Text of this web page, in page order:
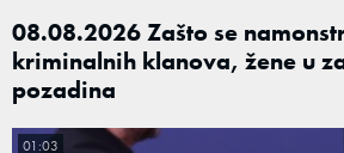
08.08.2026 Zašto se
kriminalnih klanova, žene u
pozadina
01:03